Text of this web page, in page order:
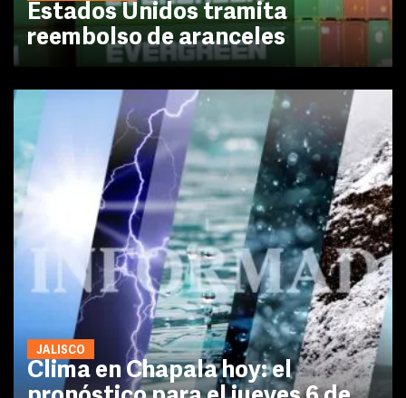
Estados Unidos tramita
reembolso de aranceles
JALISCO
Clima en Chapala hoy: el